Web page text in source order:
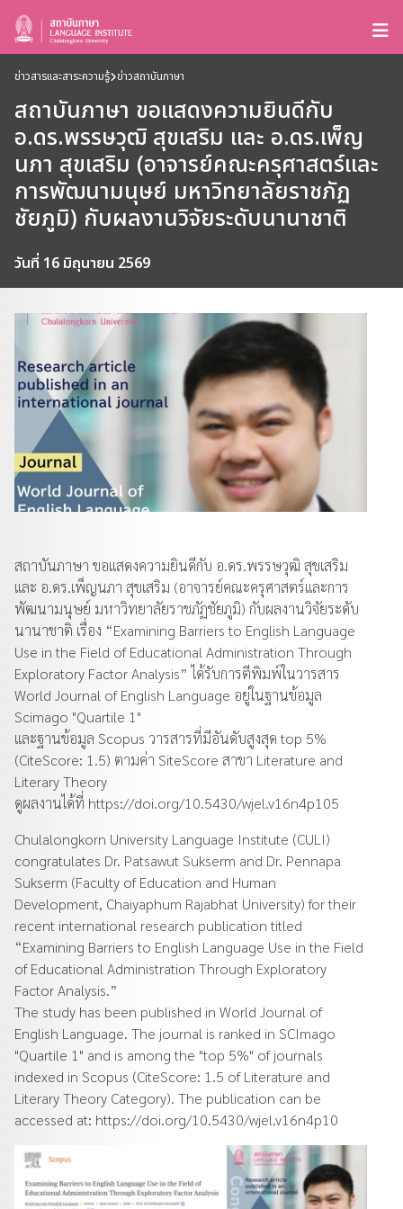
ข่าวสารและสาระความรู้ ข่าวสถาบันภาษา
สถาบันภาษา ขอแสดงความยินดีกับ
อ.ดร.พรรษวุฒิ สุขเสริม และ อ.ดร.เพ็ญ
นภา สุขเสริม (อาจารย์คณะครุศาสตร์และ
การพัฒนามนุษย์ มหาวิทยาลัยราชภัฏ
ชัยภูมิ) กับผลงานวิจัยระดับนานาชาติ
วันที่ 16 มิถุนายน 2569
สถาบันภาษา ขอแสดงความยินดีกับ อ.ดร.พรรษวุฒิ สุขเสริม
และ อ.ดร.เพ็ญนภา สุขเสริม (อาจารย์คณะครุศาสตร์และการ
พัฒนามนุษย์ มหาวิทยาลัยราชภัฏชัยภูมิ) กับผลงานวิจัยระดับ
นานาชาติ เรื่อง “Examining Barriers to English Language
Use in the Field of Educational Administration Through
Exploratory Factor Analysis” ได้รับการตีพิมพ์ในวารสาร
World Journal of English Language อยู่ในฐานข้อมูล
Scimago "Quartile 1"
และฐานข้อมูล Scopus วารสารที่มีอันดับสูงสุด top 5%
(CiteScore: 1.5) ตามค่า SiteScore สาขา Literature and
Literary Theory
ดูผลงานได้ที่ https://doi.org/10.5430/wjel.v16n4p105
Chulalongkorn University Language Institute (CULI)
congratulates Dr. Patsawut Sukserm and Dr. Pennapa
Sukserm (Faculty of Education and Human
Development, Chaiyaphum Rajabhat University) for their
recent international research publication titled
“Examining Barriers to English Language Use in the Field
of Educational Administration Through Exploratory
Factor Analysis.”
The study has been published in World Journal of
English Language. The journal is ranked in SCImago
"Quartile 1" and is among the "top 5%" of journals
indexed in Scopus (CiteScore: 1.5 of Literature and
Literary Theory Category). The publication can be
accessed at: https://doi.org/10.5430/wjel.v16n4p10